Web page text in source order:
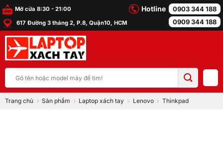
Bỏ
qua
nội
dung
Mở cửa 8:30 - 21:00
617 Đường 3 tháng 2, P.8, Quận10, HCM
Hotline
0903 344 188
0909 344 188
kiếm:
Trang chủ Sản phẩm Laptop xách tay Lenovo Thinkpad